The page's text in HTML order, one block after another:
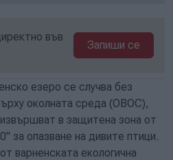
във
Запиши се
езеро се случва без
околната среда (ОВОС),
в защитена зона от
за опазване на дивите птици.
варненската екологична